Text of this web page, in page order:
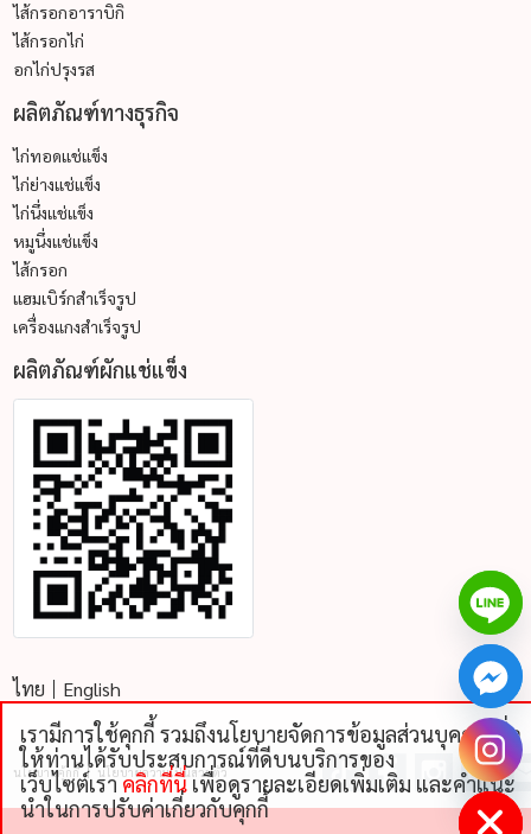
ไส้กรอกอาราบิกิ
ไส้กรอกไก่
อกไก่ปรุงรส
ผลิตภัณฑ์ทางธุรกิจ
ไก่ทอดแช่แข็ง
ไก่ย่างแช่แข็ง
ไก่นึ่งแช่แข็ง
หมูนึ่งแช่แข็ง
ไส้กรอก
แฮมเบิร์กสำเร็จรูป
เครื่องแกงสำเร็จรูป
ผลิตภัณฑ์ผักแช่แข็ง
ไทย English
นโยบายคุ้กกี้ นโยบายความเป็นส่วนตัว
เรามีการใช้คุกกี้ รวมถึงนโยบายจัดการข้อมูลส่วนบุคคลเพื่อ
ให้ท่านได้รับประสบการณ์ที่ดีบนบริการของ
เว็บไซต์เราคลิกที่นี่เพื่อดูรายละเอียดเพิ่มเติม และคําแนะ
นําในการปรับค่าเกี่ยวกับคุกกี้
Hide
chaty